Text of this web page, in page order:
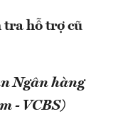
tra hỗ trợ cũ
Ngân hàng
- VCBS)